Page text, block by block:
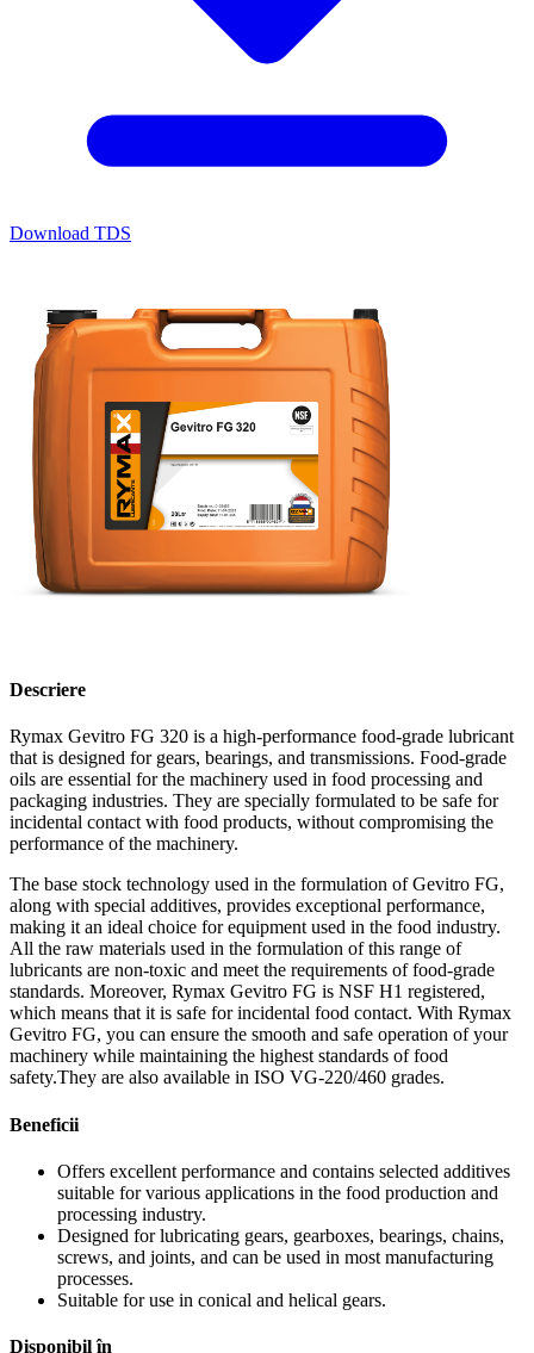
Download TDS
Descriere
Rymax Gevitro FG 320 is a high-performance food-grade lubricant
that is designed for gears, bearings, and transmissions. Food-grade
oils are essential for the machinery used in food processing and
packaging industries. They are specially formulated to be safe for
incidental contact with food products, without compromising the
performance of the machinery.
The base stock technology used in the formulation of Gevitro FG,
along with special additives, provides exceptional performance,
making it an ideal choice for equipment used in the food industry.
All the raw materials used in the formulation of this range of
lubricants are non-toxic and meet the requirements of food-grade
standards. Moreover, Rymax Gevitro FG is NSF H1 registered,
which means that it is safe for incidental food contact. With Rymax
Gevitro FG, you can ensure the smooth and safe operation of your
machinery while maintaining the highest standards of food
safety.They are also available in ISO VG-220/460 grades.
Beneficii
Offers excellent performance and contains selected additives
suitable for various applications in the food production and
processing industry.
Designed for lubricating gears, gearboxes, bearings, chains,
screws, and joints, and can be used in most manufacturing
processes.
Suitable for use in conical and helical gears.
Disponibil în